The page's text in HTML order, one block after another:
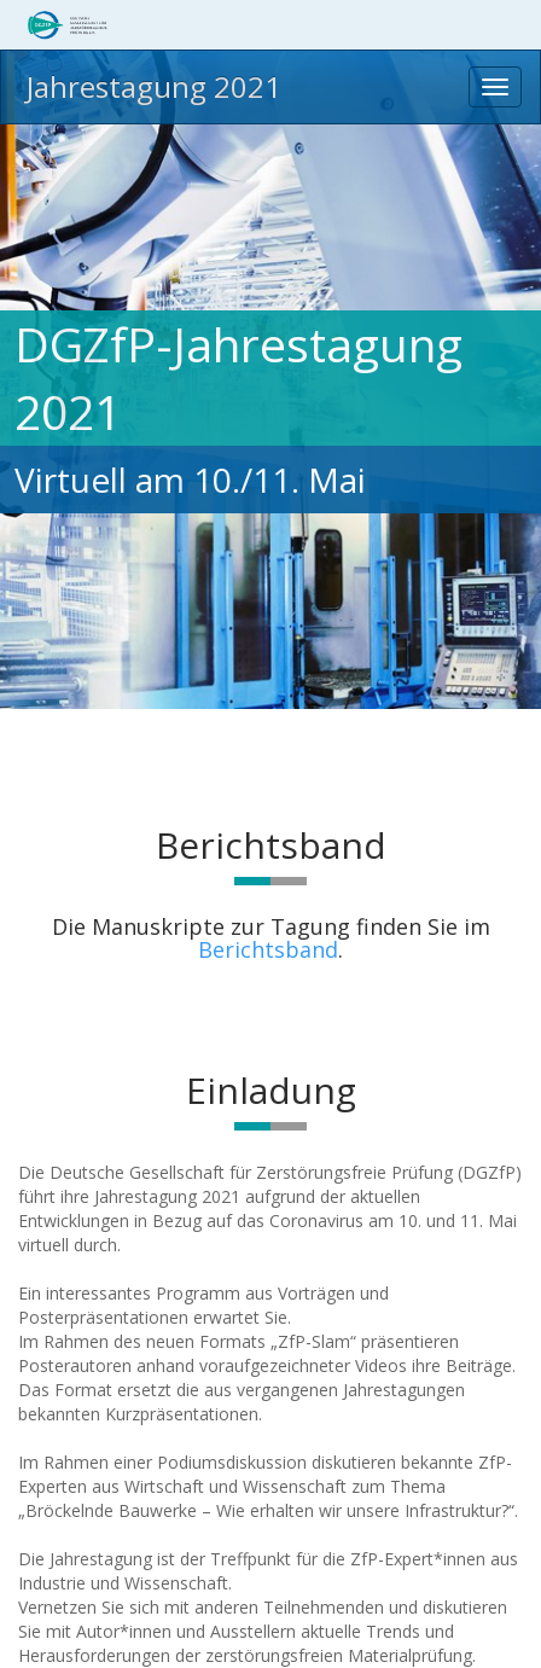
Jahrestagung 2021
DGZfP-Jahrestagung
2021
Virtuell am 10./11. Mai
Berichtsband
Die Manuskripte zur Tagung finden Sie im
Berichtsband.
Einladung
Die Deutsche Gesellschaft für Zerstörungsfreie Prüfung (DGZfP)
führt ihre Jahrestagung 2021 aufgrund der aktuellen
Entwicklungen in Bezug auf das Coronavirus am 10. und 11. Mai
virtuell durch.
Ein interessantes Programm aus Vorträgen und
Posterpräsentationen erwartet Sie.
Im Rahmen des neuen Formats „ZfP-Slam“ präsentieren
Posterautoren anhand voraufgezeichneter Videos ihre Beiträge.
Das Format ersetzt die aus vergangenen Jahrestagungen
bekannten Kurzpräsentationen.
Im Rahmen einer Podiumsdiskussion diskutieren bekannte ZfP-
Experten aus Wirtschaft und Wissenschaft zum Thema
„Bröckelnde Bauwerke – Wie erhalten wir unsere Infrastruktur?“.
Die Jahrestagung ist der Treffpunkt für die ZfP-Expert*innen aus
Industrie und Wissenschaft.
Vernetzen Sie sich mit anderen Teilnehmenden und diskutieren
Sie mit Autor*innen und Ausstellern aktuelle Trends und
Herausforderungen der zerstörungsfreien Materialprüfung.